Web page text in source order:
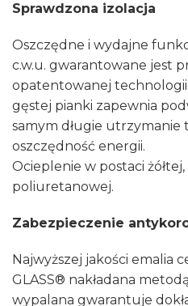
Sprawdzona izolacja
Oszczędne i wydajne
c.w.u. gwarantowane jest
opatentowanej technologii
gęstej pianki zapewnia
samym długie
oszczędność energii.
Ocieplenie w postaci
poliuretanowej.
Zabezpieczenie
Najwyższej jakości emalia
GLASS® nakładana
wypalana gwarantuje